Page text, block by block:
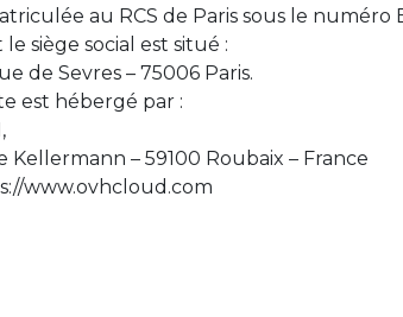
au RCS de Paris sous le numéro
siège social est situé :
de Sevres – 75006 Paris.
est hébergé par :
Kellermann – 59100 Roubaix – France
www.ovhcloud.com